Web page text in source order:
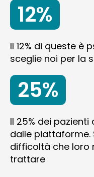
12%
Il 12% di queste
sceglie noi per la
25%
Il 25% dei
dalle piattaforme.
difficoltà che loro
trattare